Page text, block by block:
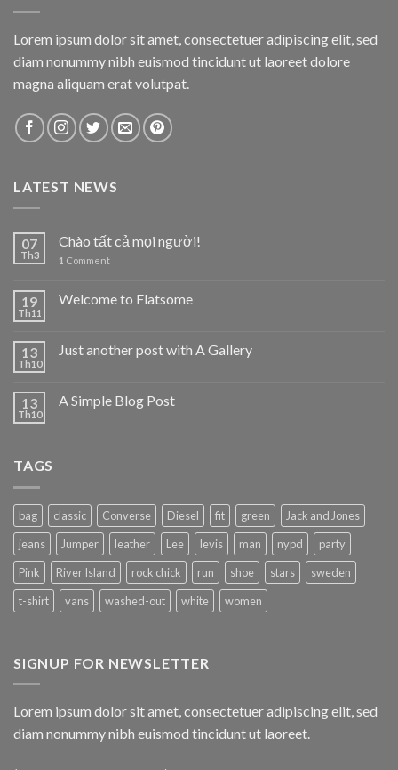
Lorem ipsum dolor sit amet, consectetuer adipiscing elit, sed
diam nonummy nibh euismod tincidunt ut laoreet dolore
magna aliquam erat volutpat.
LATEST NEWS
07
Th3
Chào tất cả mọi người!
1 Comment
19
Th11
Welcome to Flatsome
13
Th10
Just another post with A Gallery
13
Th10
A Simple Blog Post
TAGS
bag classic Converse Diesel fit green
Jack and Jones
jeans
Jumper leather Lee levis man nypd
party
Pink
River Island rock chick run shoe stars
sweden
t-shirt
vans washed-out white women
SIGNUP FOR NEWSLETTER
Lorem ipsum dolor sit amet, consectetuer adipiscing elit, sed
diam nonummy nibh euismod tincidunt ut laoreet.